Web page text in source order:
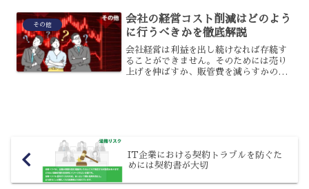
いものになってしまいます...
その他
会社の経営コスト削減はどのよう
に行うべきかを徹底解説
会社経営は利益を出し続けなれば存続す
ることができません。そのためには売り
上げを伸ばすか、販管費を減らすかの2つ
IT企業における契約トラブルを防ぐた
めには契約書が大切